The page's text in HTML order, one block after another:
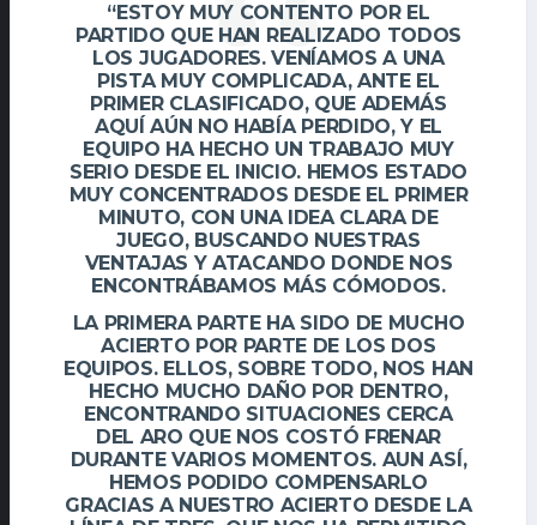
“ESTOY MUY CONTENTO POR EL
PARTIDO QUE HAN REALIZADO TODOS
LOS JUGADORES. VENÍAMOS A UNA
PISTA MUY COMPLICADA, ANTE EL
PRIMER CLASIFICADO, QUE ADEMÁS
AQUÍ AÚN NO HABÍA PERDIDO, Y EL
EQUIPO HA HECHO UN TRABAJO MUY
SERIO DESDE EL INICIO. HEMOS ESTADO
MUY CONCENTRADOS DESDE EL PRIMER
MINUTO, CON UNA IDEA CLARA DE
JUEGO, BUSCANDO NUESTRAS
VENTAJAS Y ATACANDO DONDE NOS
ENCONTRÁBAMOS MÁS CÓMODOS.
LA PRIMERA PARTE HA SIDO DE MUCHO
ACIERTO POR PARTE DE LOS DOS
EQUIPOS. ELLOS, SOBRE TODO, NOS HAN
HECHO MUCHO DAÑO POR DENTRO,
ENCONTRANDO SITUACIONES CERCA
DEL ARO QUE NOS COSTÓ FRENAR
DURANTE VARIOS MOMENTOS. AUN ASÍ,
HEMOS PODIDO COMPENSARLO
GRACIAS A NUESTRO ACIERTO DESDE LA